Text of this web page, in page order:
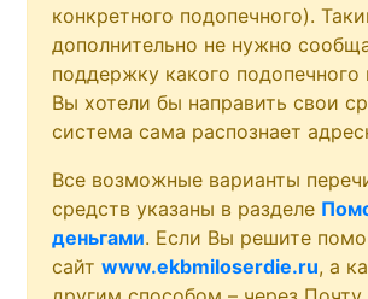
конкретного подопечного).
дополнительно не нужно
поддержку какого подопечного
Вы хотели бы направить свои
система сама распознает
Все возможные варианты
средств указаны в разделе
деньгами. Если Вы решите
сайтwww.ekbmiloserdie.ru, а